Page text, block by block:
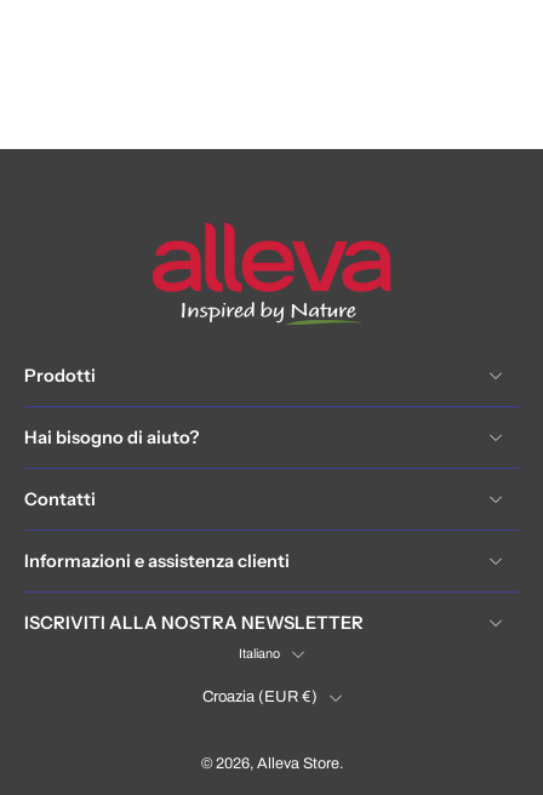
Prodotti
Hai bisogno di aiuto?
Contatti
Informazioni e assistenza clienti
ISCRIVITI ALLA NOSTRA NEWSLETTER
Italiano
Croazia ‎(EUR €)‎
© 2026, Alleva Store.